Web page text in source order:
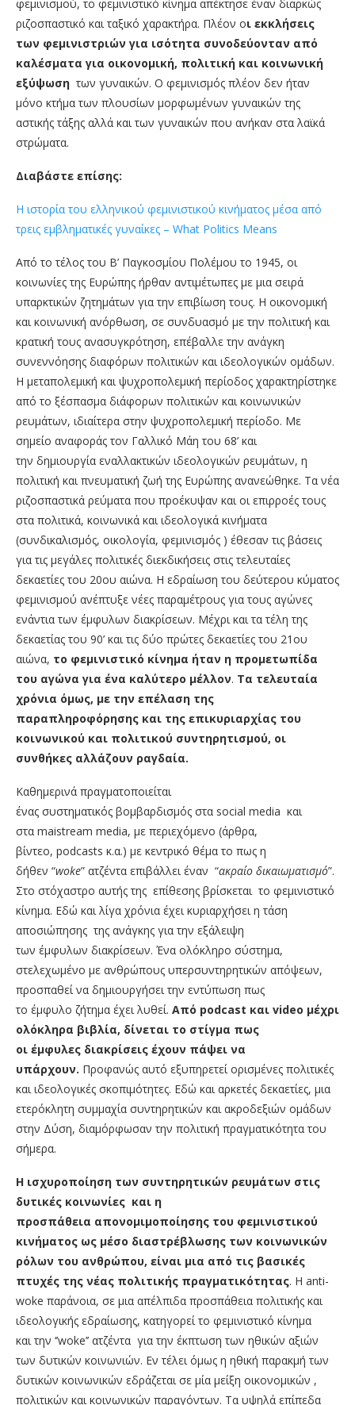
φεμινισμού, το φεμινιστικό κίνημα απέκτησε έναν διαρκώς
ριζοσπαστικό και ταξικό χαρακτήρα. Πλέον οι εκκλήσεις
των φεμινιστριών για ισότητα συνοδεύονταν από
καλέσματα για οικονομική, πολιτική και κοινωνική
εξύψωση των γυναικών. Ο φεμινισμός πλέον δεν ήταν
μόνο κτήμα των πλουσίων μορφωμένων γυναικών της
αστικής τάξης αλλά και των γυναικών που ανήκαν στα λαϊκά
στρώματα.
Διαβάστε επίσης:
Η ιστορία του ελληνικού φεμινιστικού κινήματος μέσα από
τρεις εμβληματικές γυναίκες – What Politics Means
Από το τέλος του Β’ Παγκοσμίου Πολέμου το 1945, οι
κοινωνίες της Ευρώπης ήρθαν αντιμέτωπες με μια σειρά
υπαρκτικών ζητημάτων για την επιβίωση τους. Η οικονομική
και κοινωνική ανόρθωση, σε συνδυασμό με την πολιτική και
κρατική τους ανασυγκρότηση, επέβαλλε την ανάγκη
συνεννόησης διαφόρων πολιτικών και ιδεολογικών ομάδων.
Η μεταπολεμική και ψυχροπολεμική περίοδος χαρακτηρίστηκε
από το ξέσπασμα διάφορων πολιτικών και κοινωνικών
ρευμάτων, ιδιαίτερα στην ψυχροπολεμική περίοδο. Με
σημείο αναφοράς τον Γαλλικό Μάη του 68’ και
την δημιουργία εναλλακτικών ιδεολογικών ρευμάτων, η
πολιτική και πνευματική ζωή της Ευρώπης ανανεώθηκε. Τα νέα
ριζοσπαστικά ρεύματα που προέκυψαν και οι επιρροές τους
στα πολιτικά, κοινωνικά και ιδεολογικά κινήματα
(συνδικαλισμός, οικολογία, φεμινισμός ) έθεσαν τις βάσεις
για τις μεγάλες πολιτικές διεκδικήσεις στις τελευταίες
δεκαετίες του 20ου αιώνα. Η εδραίωση του δεύτερου κύματος
φεμινισμού ανέπτυξε νέες παραμέτρους για τους αγώνες
ενάντια των έμφυλων διακρίσεων. Μέχρι και τα τέλη της
δεκαετίας του 90’ και τις δύο πρώτες δεκαετίες του 21ου
αιώνα, το φεμινιστικό κίνημα ήταν η προμετωπίδα
του αγώνα για ένα καλύτερο μέλλον. Τα τελευταία
χρόνια όμως, με την επέλαση της
παραπληροφόρησης και της επικυριαρχίας του
κοινωνικού και πολιτικού συντηρητισμού, οι
συνθήκες αλλάζουν ραγδαία.
Καθημερινά πραγματοποιείται
ένας συστηματικός βομβαρδισμός στα social media και
στα maistream media, με περιεχόμενο (άρθρα,
βίντεο, podcasts κ.α.) με κεντρικό θέμα το πως η
δήθεν “woke” ατζέντα επιβάλλει έναν “ακραίο δικαιωματισμό”.
Στο στόχαστρο αυτής της επίθεσης βρίσκεται το φεμινιστικό
κίνημα. Εδώ και λίγα χρόνια έχει κυριαρχήσει η τάση
αποσιώπησης της ανάγκης για την εξάλειψη
των έμφυλων διακρίσεων. Ένα ολόκληρο σύστημα,
στελεχωμένο με ανθρώπους υπερσυντηρητικών απόψεων,
προσπαθεί να δημιουργήσει την εντύπωση πως
το έμφυλο ζήτημα έχει λυθεί. Από podcast και video μέχρι
ολόκληρα βιβλία, δίνεται το στίγμα πως
οι έμφυλες διακρίσεις έχουν πάψει να
υπάρχουν. Προφανώς αυτό εξυπηρετεί ορισμένες πολιτικές
και ιδεολογικές σκοπιμότητες. Εδώ και αρκετές δεκαετίες, μια
ετερόκλητη συμμαχία συντηρητικών και ακροδεξιών ομάδων
στην Δύση, διαμόρφωσαν την πολιτική πραγματικότητα του
σήμερα.
Η ισχυροποίηση των συντηρητικών ρευμάτων στις
δυτικές κοινωνίες και η
προσπάθεια απονομιμοποίησης του φεμινιστικού
κινήματος ως μέσο διαστρέβλωσης των κοινωνικών
ρόλων του ανθρώπου, είναι μια από τις βασικές
πτυχές της νέας πολιτικής πραγματικότητας. Η anti-
woke παράνοια, σε μια απέλπιδα προσπάθεια πολιτικής και
ιδεολογικής εδραίωσης, κατηγορεί το φεμινιστικό κίνημα
και την ‘’woke’’ ατζέντα για την έκπτωση των ηθικών αξιών
των δυτικών κοινωνιών. Εν τέλει όμως η ηθική παρακμή των
δυτικών κοινωνικών εδράζεται σε μία μείξη οικονομικών ,
πολιτικών και κοινωνικών παραγόντων. Τα υψηλά επίπεδα